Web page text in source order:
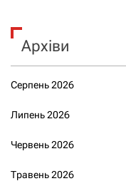
Архіви
Серпень 2026
Липень 2026
Червень 2026
Травень 2026